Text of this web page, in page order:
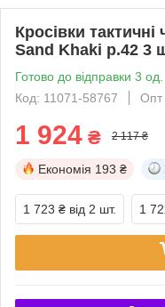
Кросівки тактичні
Sand Khaki р.42 3
Готово до відправки 3 од.
Код: 11071-58767
Опт
1 924 ₴ 2 117 ₴
Економія 193 ₴
1 723 ₴ від 2 шт. 1